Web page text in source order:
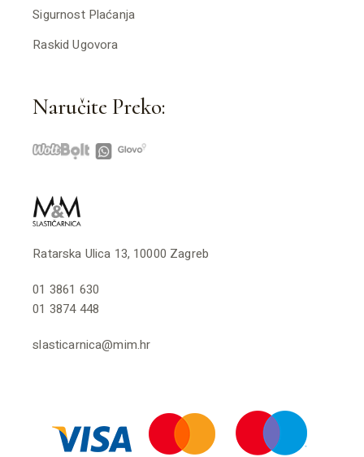
Sigurnost Plaćanja
Raskid Ugovora
Naručite Preko:
Ratarska Ulica 13, 10000 Zagreb
01 3861 630
01 3874 448
slasticarnica@mim.hr